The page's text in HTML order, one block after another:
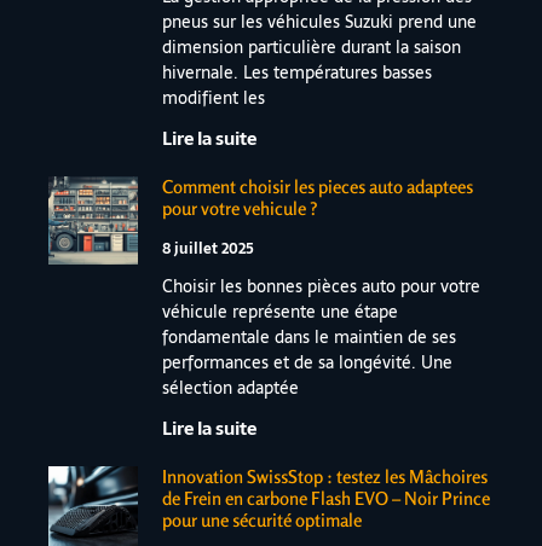
pneus sur les véhicules Suzuki prend une
dimension particulière durant la saison
hivernale. Les températures basses
modifient les
Lire la suite
Comment choisir les pieces auto adaptees
pour votre vehicule ?
8 juillet 2025
Choisir les bonnes pièces auto pour votre
véhicule représente une étape
fondamentale dans le maintien de ses
performances et de sa longévité. Une
sélection adaptée
Lire la suite
Innovation SwissStop : testez les Mâchoires
de Frein en carbone Flash EVO – Noir Prince
pour une sécurité optimale